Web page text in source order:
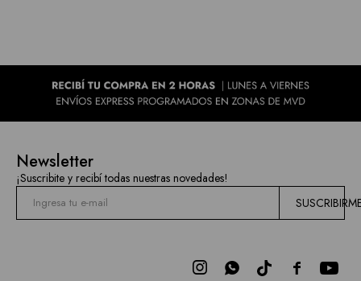
Newsletter
¡Suscribite y recibí todas nuestras novedades!

 